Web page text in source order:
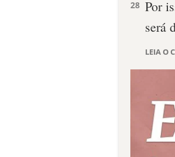
28 Por
será
LEIA O